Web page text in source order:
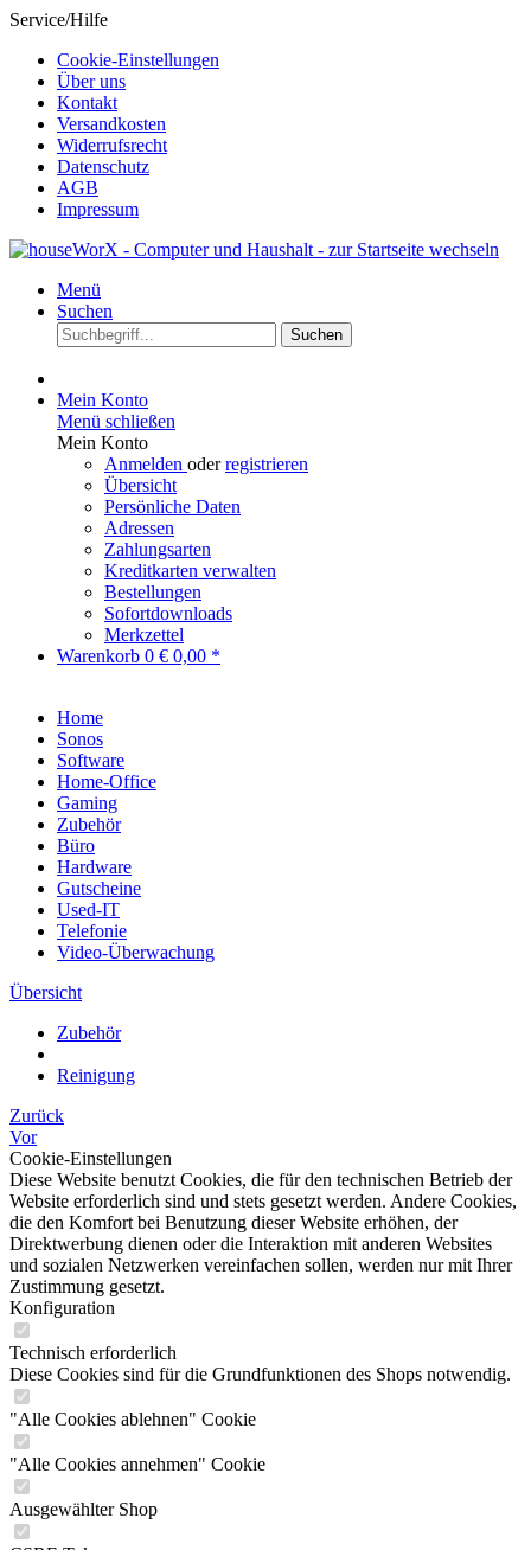
Service/Hilfe
Cookie-Einstellungen
Über uns
Kontakt
Versandkosten
Widerrufsrecht
Datenschutz
AGB
Impressum
Menü
Suchen
Suchen
Mein Konto
Menü schließen
Mein Konto
Anmelden oderregistrieren
Übersicht
Persönliche Daten
Adressen
Zahlungsarten
Kreditkarten verwalten
Bestellungen
Sofortdownloads
Merkzettel
Warenkorb 0 € 0,00 *
Home
Sonos
Software
Home-Office
Gaming
Zubehör
Büro
Hardware
Gutscheine
Used-IT
Telefonie
Video-Überwachung
Übersicht
Zubehör
Reinigung
Zurück
Vor
Cookie-Einstellungen
Diese Website benutzt Cookies, die für den technischen Betrieb der
Website erforderlich sind und stets gesetzt werden. Andere Cookies,
die den Komfort bei Benutzung dieser Website erhöhen, der
Direktwerbung dienen oder die Interaktion mit anderen Websites
und sozialen Netzwerken vereinfachen sollen, werden nur mit Ihrer
Zustimmung gesetzt.
Konfiguration
Technisch erforderlich
Diese Cookies sind für die Grundfunktionen des Shops notwendig.
"Alle Cookies ablehnen" Cookie
"Alle Cookies annehmen" Cookie
Ausgewählter Shop